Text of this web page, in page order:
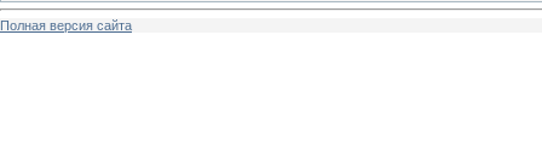
Полная версия сайта